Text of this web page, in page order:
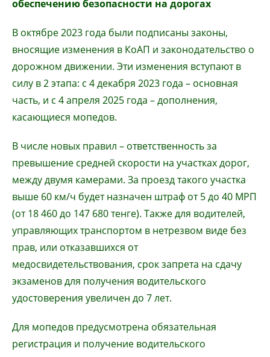
обеспечению безопасности на дорогах
В октябре 2023 года были подписаны законы,
вносящие изменения в КоАП и законодательство о
дорожном движении. Эти изменения вступают в
силу в 2 этапа: с 4 декабря 2023 года – основная
часть, и с 4 апреля 2025 года – дополнения,
касающиеся мопедов.
В числе новых правил – ответственность за
превышение средней скорости на участках дорог,
между двумя камерами. За проезд такого участка
выше 60 км/ч будет назначен штраф от 5 до 40 МРП
(от 18 460 до 147 680 тенге). Также для водителей,
управляющих транспортом в нетрезвом виде без
прав, или отказавшихся от
медосвидетельствования, срок запрета на сдачу
экзаменов для получения водительского
удостоверения увеличен до 7 лет.
Для мопедов предусмотрена обязательная
регистрация и получение водительского